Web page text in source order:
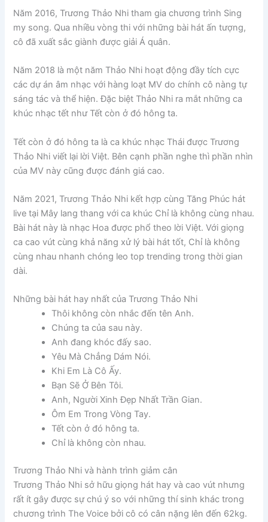
Năm 2016, Trương Thảo Nhi tham gia chương trình Sing
my song. Qua nhiều vòng thi với những bài hát ấn tượng,
cô đã xuất sắc giành được giải Á quân.
Năm 2018 là một năm Thảo Nhi hoạt động đầy tích cực
các dự án âm nhạc với hàng loạt MV do chính cô nàng tự
sáng tác và thể hiện. Đặc biệt Thảo Nhi ra mắt những ca
khúc nhạc tết như Tết còn ở đó hông ta.
Tết còn ở đó hông ta là ca khúc nhạc Thái được Trương
Thảo Nhi viết lại lời Việt. Bên cạnh phần nghe thì phần nhìn
của MV này cũng được đánh giá cao.
Năm 2021, Trương Thảo Nhi kết hợp cùng Tăng Phúc hát
live tại Mây lang thang với ca khúc Chỉ là không cùng nhau.
Bài hát này là nhạc Hoa được phổ theo lời Việt. Với giọng
ca cao vút cùng khả năng xử lý bài hát tốt, Chỉ là không
cùng nhau nhanh chóng leo top trending trong thời gian
dài.
Những bài hát hay nhất của Trương Thảo Nhi
Thôi không còn nhắc đến tên Anh.
Chúng ta của sau này.
Anh đang khóc đấy sao.
Yêu Mà Chẳng Dám Nói.
Khi Em Là Cô Ấy.
Bạn Sẽ Ở Bên Tôi.
Anh, Người Xinh Đẹp Nhất Trần Gian.
Ôm Em Trong Vòng Tay.
Tết còn ở đó hông ta.
Chỉ là không còn nhau.
Trương Thảo Nhi và hành trình giảm cân
Trương Thảo Nhi sở hữu giọng hát hay và cao vút nhưng
rất ít gây được sự chú ý so với những thí sinh khác trong
chương trình The Voice bởi cô có cân nặng lên đến 62kg.